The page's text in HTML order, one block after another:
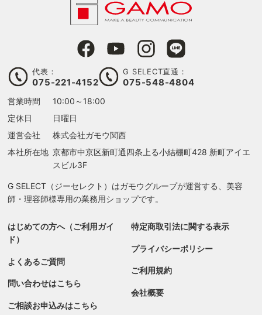
代表：
075-221-4152
G SELECT直通：
075-548-4804
営業時間
10:00～18:00
定休日
日曜日
運営会社
株式会社ガモウ関西
本社所在地 京都市中京区新町通四条上る小結棚町428 新町アイエ
スビル3F
G SELECT（ジーセレクト）はガモウグループが運営する、美容
師・理容師様専用の業務用ショップです。
はじめての方へ（ご利用ガイ
ド）
よくあるご質問
問い合わせはこちら
ご相談お申込みはこちら
特定商取引法に関する表示
プライバシーポリシー
ご利用規約
会社概要